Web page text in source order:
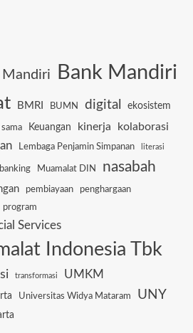
Bank Mandiri
BMRI BUMN digital ekosistem
Keuangan kinerja kolaborasi
Lembaga Penjamin Simpanan literasi
Muamalat DIN nasabah
pembiayaan
penghargaan
program
Services
Indonesia Tbk
transformasi UMKM
Universitas Widya Mataram UNY